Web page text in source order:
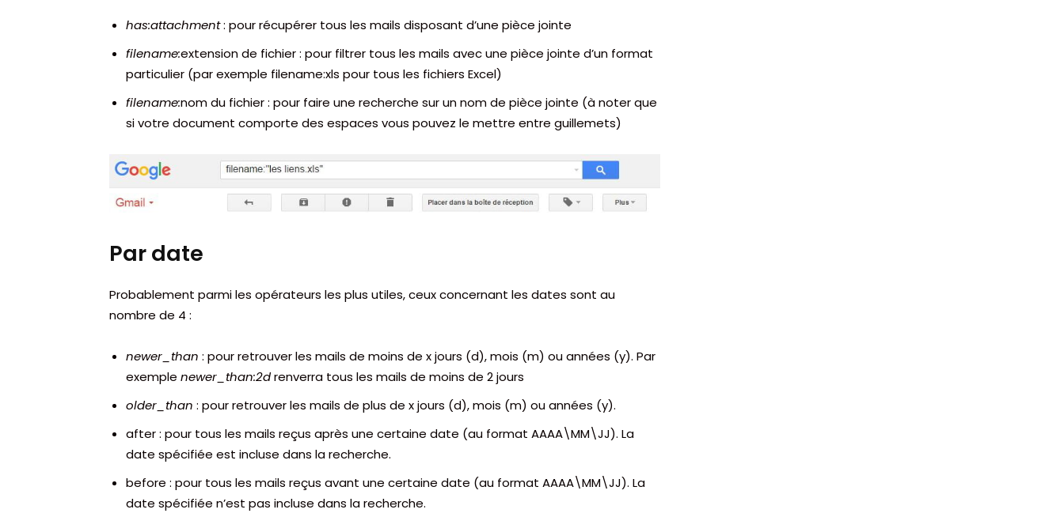
has:attachment: pour récupérer tous les mails disposant d’une pièce jointe
filename:extension de fichier : pour filtrer tous les mails avec une pièce jointe d’un format
particulier (par exemple filename:xls pour tous les fichiers Excel)
filename:nom du fichier : pour faire une recherche sur un nom de pièce jointe (à noter que
si votre document comporte des espaces vous pouvez le mettre entre guillemets)
Par date
Probablement parmi les opérateurs les plus utiles, ceux concernant les dates sont au
nombre de 4 :
newer_than : pour retrouver les mails de moins de x jours (d), mois (m) ou années (y). Par
exemple newer_than:2drenverra tous les mails de moins de 2 jours
older_than : pour retrouver les mails de plus de x jours (d), mois (m) ou années (y).
after : pour tous les mails reçus après une certaine date (au format AAAA\MM\JJ). La
date spécifiée est incluse dans la recherche.
before : pour tous les mails reçus avant une certaine date (au format AAAA\MM\JJ). La
date spécifiée n’est pas incluse dans la recherche.